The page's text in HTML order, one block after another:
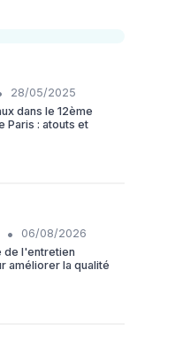
28/05/2025
dans le 12ème
Paris : atouts et
•
06/08/2026
de l'entretien
améliorer la qualité